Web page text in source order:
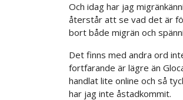
Och idag har jag
återstår att se vad det är
bort både migrän och
Det finns med andra ord
fortfarande är lägre än
handlat lite online och så
har jag inte åstadkommit.